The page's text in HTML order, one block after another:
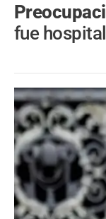
fue